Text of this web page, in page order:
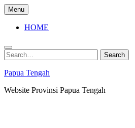
Skip
to
content
Menu
HOME
Search
for:
Search
Papua Tengah
Website Provinsi Papua Tengah